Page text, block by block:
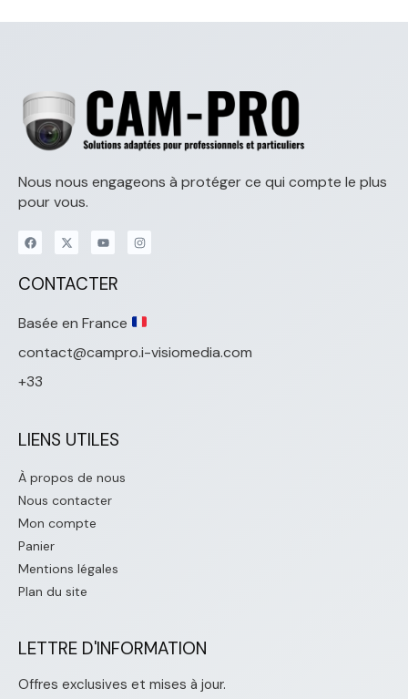
Nous nous engageons à protéger ce qui compte le plus
pour vous.
CONTACTER
Basée en France
contact@campro.i-visiomedia.com
+33
LIENS UTILES
À propos de nous
Nous contacter
Mon compte
Panier
Mentions légales
Plan du site
LETTRE D'INFORMATION
Offres exclusives et mises à jour.